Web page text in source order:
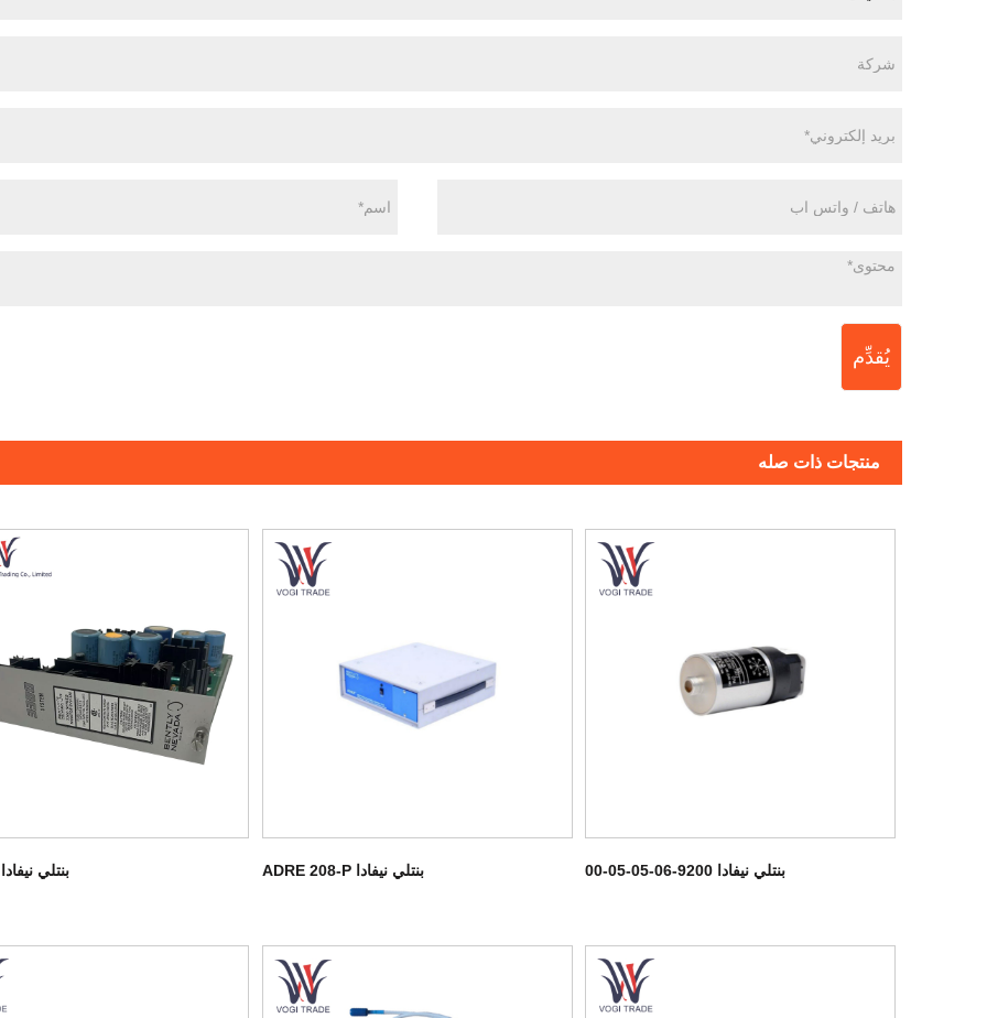
يُقدِّم
منتجات ذات صله
بنتلي نيفادا 3300/ بنتلي نيفادا ADRE 208-P بنتلي نيفادا 9200-06-05-05-00